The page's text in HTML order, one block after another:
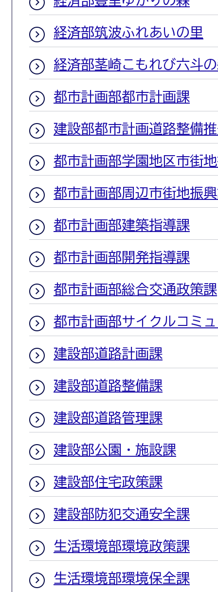
経済部筑波ふれあいの里
経済部茎崎こもれび六斗
都市計画部都市計画課
建設部都市計画道路整備
都市計画部学園地区市街
都市計画部周辺市街地振
都市計画部建築指導課
都市計画部開発指導課
都市計画部総合交通政策課
都市計画部サイクルコミ
建設部道路計画課
建設部道路整備課
建設部道路管理課
建設部公園・施設課
建設部住宅政策課
建設部防犯交通安全課
生活環境部環境政策課
生活環境部環境保全課